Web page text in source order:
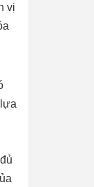
vị